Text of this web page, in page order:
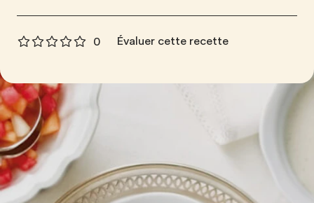
0 Évaluer cette recette